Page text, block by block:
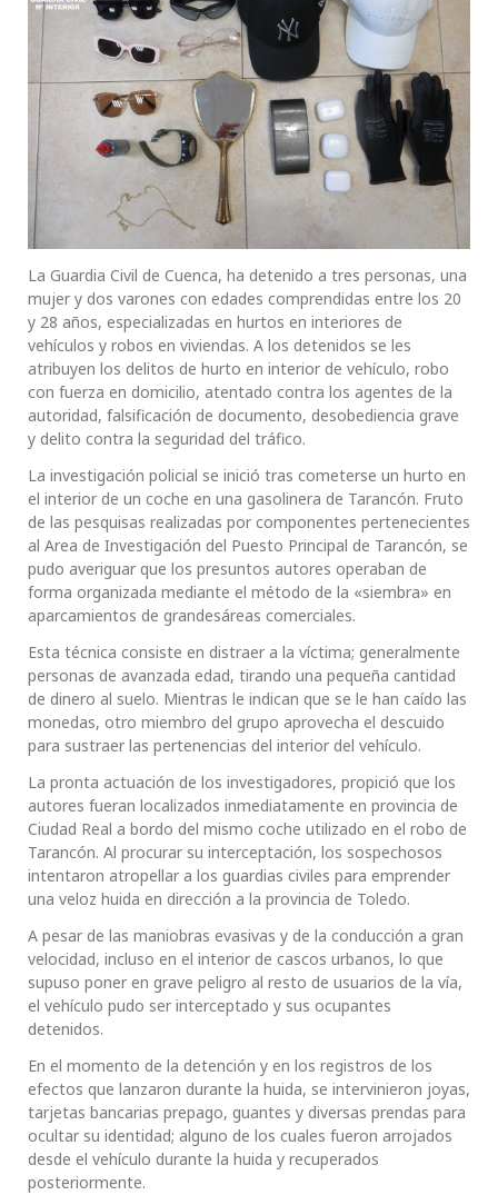
La Guardia Civil de Cuenca, ha detenido a tres personas, una
mujer y dos varones con edades comprendidas entre los 20
y 28 años, especializadas en hurtos en interiores de
vehículos y robos en viviendas. A los detenidos se les
atribuyen los delitos de hurto en interior de vehículo, robo
con fuerza en domicilio, atentado contra los agentes de la
autoridad, falsificación de documento, desobediencia grave
y delito contra la seguridad del tráfico.
La investigación policial se inició tras cometerse un hurto en
el interior de un coche en una gasolinera de Tarancón. Fruto
de las pesquisas realizadas por componentes pertenecientes
al Area de Investigación del Puesto Principal de Tarancón, se
pudo averiguar que los presuntos autores operaban de
forma organizada mediante el método de la «siembra» en
aparcamientos de grandesáreas comerciales.
Esta técnica consiste en distraer a la víctima; generalmente
personas de avanzada edad, tirando una pequeña cantidad
de dinero al suelo. Mientras le indican que se le han caído las
monedas, otro miembro del grupo aprovecha el descuido
para sustraer las pertenencias del interior del vehículo.
La pronta actuación de los investigadores, propició que los
autores fueran localizados inmediatamente en provincia de
Ciudad Real a bordo del mismo coche utilizado en el robo de
Tarancón. Al procurar su interceptación, los sospechosos
intentaron atropellar a los guardias civiles para emprender
una veloz huida en dirección a la provincia de Toledo.
A pesar de las maniobras evasivas y de la conducción a gran
velocidad, incluso en el interior de cascos urbanos, lo que
supuso poner en grave peligro al resto de usuarios de la vía,
el vehículo pudo ser interceptado y sus ocupantes
detenidos.
En el momento de la detención y en los registros de los
efectos que lanzaron durante la huida, se intervinieron joyas,
tarjetas bancarias prepago, guantes y diversas prendas para
ocultar su identidad; alguno de los cuales fueron arrojados
desde el vehículo durante la huida y recuperados
posteriormente.